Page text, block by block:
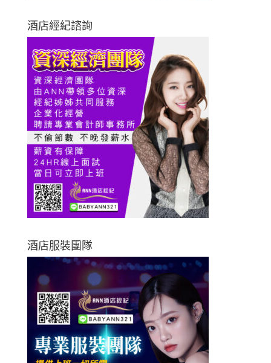
酒店經紀諮詢
酒店服裝團隊